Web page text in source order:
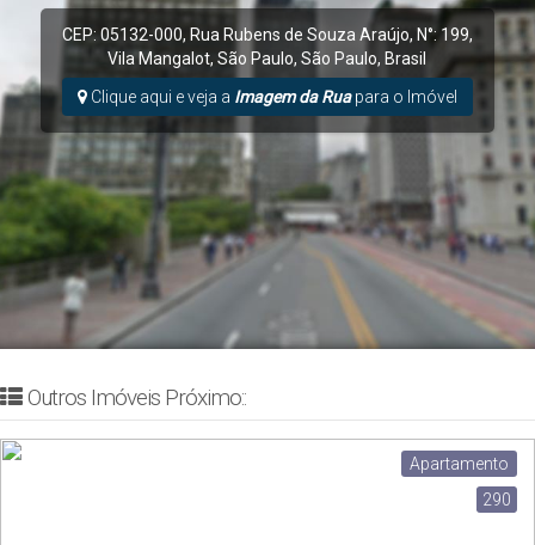
CEP: 05132-000, Rua Rubens de Souza Araújo, N°: 199,
Vila Mangalot,São Paulo,São Paulo, Brasil
Clique aqui e veja a Imagem da Ruapara o Imóvel
Outros Imóveis Próximo::
Apartamento
290